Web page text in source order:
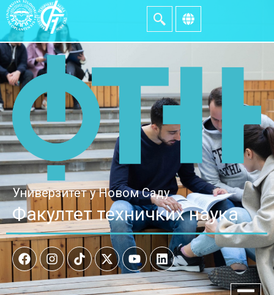
Универзитет у Новом Саду
Факултет техничких наука